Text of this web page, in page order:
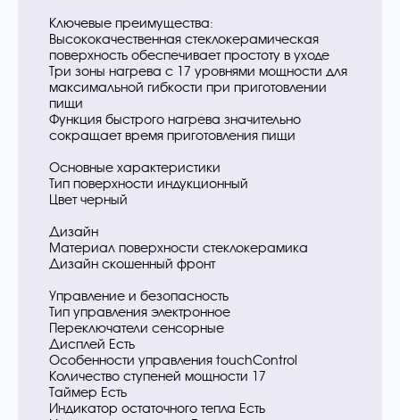
Ключевые преимущества:
Высококачественная стеклокерамическая
поверхность обеспечивает простоту в уходе
Три зоны нагрева с 17 уровнями мощности для
максимальной гибкости при приготовлении
пищи
Функция быстрого нагрева значительно
сокращает время приготовления пищи
Основные характеристики
Тип поверхности индукционный
Цвет черный
Дизайн
Материал поверхности стеклокерамика
Дизайн скошенный фронт
Управление и безопасность
Тип управления электронное
Переключатели сенсорные
Дисплей Есть
Особенности управления touchControl
Количество ступеней мощности 17
Таймер Есть
Индикатор остаточного тепла Есть